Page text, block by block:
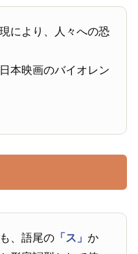
により、人々への恐
本映画のバイオレン
、語尾の 「ス」か